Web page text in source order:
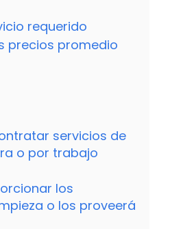
requerido
precios promedio
servicios de
o por trabajo
los
o los proveerá